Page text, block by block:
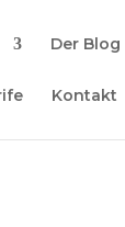
Der Blog
Kontakt